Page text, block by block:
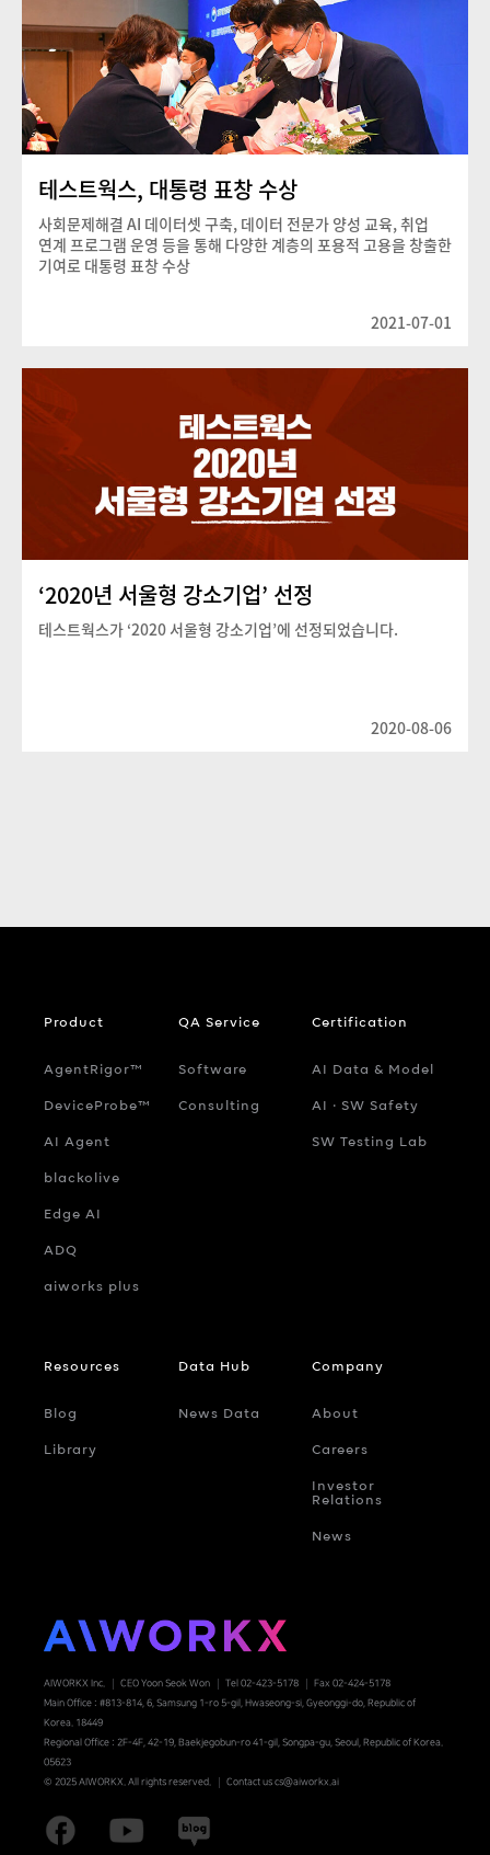
테스트웍스, 대통령 표창 수상
사회문제해결 AI 데이터셋 구축, 데이터 전문가 양성 교육, 취업
연계 프로그램 운영 등을 통해 다양한 계층의 포용적 고용을 창출한
기여로 대통령 표창 수상
2021-07-01
‘2020년 서울형 강소기업’ 선정
테스트웍스가 ‘2020 서울형 강소기업’에 선정되었습니다.
2020-08-06
AIWORKX Inc. CEO Yoon Seok Won Tel 02-423-5178
Fax 02-424-5178
Main Office : #813-814, 6, Samsung 1-ro 5-gil, Hwaseong-si, Gyeonggi-do, Republic of
Korea. 18449
Regional Office : 2F-4F, 42-19, Baekjegobun-ro 41-gil, Songpa-gu, Seoul, Republic of Korea.
05623
© 2025 AIWORKX. All rights reserved.
Contact us cs@aiworkx.ai
Product
AgentRigor™
DeviceProbe™
AI Agent
blackolive
Edge AI
ADQ
aiworks plus
QA Service
Software
Consulting
Certification
AI Data & Model
AI ‧ SW Safety
SW Testing Lab
Resources
Blog
Library
Data Hub
News Data
Company
About
Careers
Investor
Relations
News